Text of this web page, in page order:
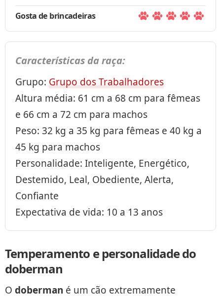
Gosta de brincadeiras
Características da raça:
Grupo: Grupo dos Trabalhadores
Altura média: 61 cm a 68 cm para fêmeas
e 66 cm a 72 cm para machos
Peso: 32 kg a 35 kg para fêmeas e 40 kg a
45 kg para machos
Personalidade: Inteligente, Energético,
Destemido, Leal, Obediente, Alerta,
Confiante
Expectativa de vida: 10 a 13 anos
Temperamento e personalidade do
doberman
O doberman é um cão extremamente